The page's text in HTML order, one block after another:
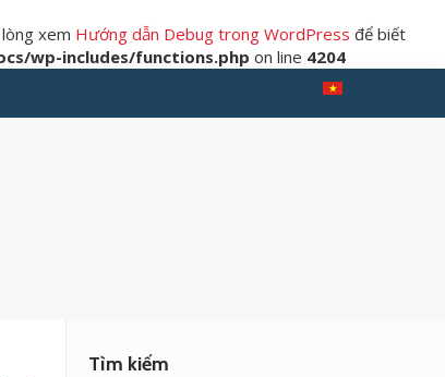
xem Hướng dẫn Debug trong WordPress để biết
wp-includes/functions.php on line 4204
Tìm kiếm